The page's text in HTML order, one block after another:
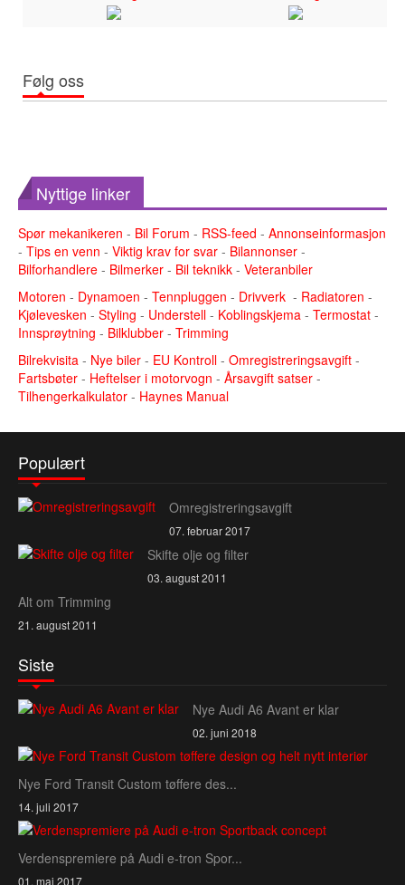
Følg oss
Nyttige linker
Spør mekanikeren - Bil Forum - RSS-feed - Annonseinformasjon
- Tips en venn - Viktig krav for svar - Bilannonser -
Bilforhandlere - Bilmerker - Bil teknikk - Veteranbiler
Motoren - Dynamoen - Tennpluggen - Drivverk - Radiatoren -
Kjølevesken - Styling - Understell - Koblingskjema - Termostat -
Innsprøytning - Bilklubber - Trimming
Bilrekvisita - Nye biler - EU Kontroll - Omregistreringsavgift -
Fartsbøter - Heftelser i motorvogn - Årsavgift satser -
Tilhengerkalkulator - Haynes Manual
Populært
Omregistreringsavgift
07. februar 2017
Skifte olje og filter
03. august 2011
Alt om Trimming
21. august 2011
Siste
Nye Audi A6 Avant er klar
02. juni 2018
Nye Ford Transit Custom tøffere des...
14. juli 2017
Verdenspremiere på Audi e‑tron Spor...
01. mai 2017